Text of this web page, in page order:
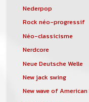
Nederpop
Rock néo-progressif
Néo-classicisme
Nerdcore
Neue Deutsche Welle
New jack swing
New wave of